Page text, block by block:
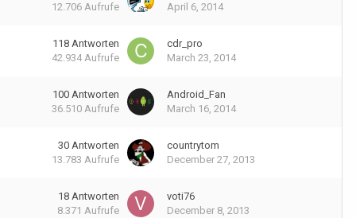
12.706 Aufrufe
April 6, 2014
118 Antworten
42.934 Aufrufe
cdr_pro
March 23, 2014
100 Antworten
36.510 Aufrufe
Android_Fan
March 16, 2014
30 Antworten
13.783 Aufrufe
countrytom
December 27, 2013
18 Antworten
8.371 Aufrufe
voti76
December 8, 2013